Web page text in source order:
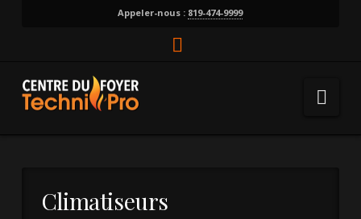
Appeler-nous : 819-474-9999
Climatiseurs